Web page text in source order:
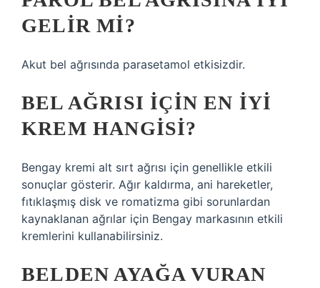
GELIR MI?
Akut bel ağrısında parasetamol etkisizdir.
BEL AĞRISI IÇIN EN IYI
KREM HANGISI?
Bengay kremi alt sırt ağrısı için genellikle etkili
sonuçlar gösterir. Ağır kaldırma, ani hareketler,
fıtıklaşmış disk ve romatizma gibi sorunlardan
kaynaklanan ağrılar için Bengay markasının etkili
kremlerini kullanabilirsiniz.
BELDEN AYAĞA VURAN